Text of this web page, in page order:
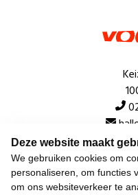
Deze website maakt
We gebruiken cookies om
personaliseren, om functies
om ons websiteverkeer te